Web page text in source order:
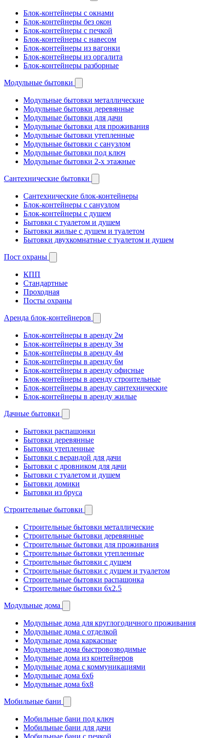
Блок-контейнеры с окнами
Блок-контейнеры без окон
Блок-контейнеры с печкой
Блок-контейнеры с навесом
Блок-контейнеры из вагонки
Блок-контейнеры из оргалита
Блок-контейнеры разборные
Модульные бытовки
Модульные бытовки металлические
Модульные бытовки деревянные
Модульные бытовки для дачи
Модульные бытовки для проживания
Модульные бытовки утепленные
Модульные бытовки с санузлом
Модульные бытовки под ключ
Модульные бытовки 2-х этажные
Сантехнические бытовки
Сантехнические блок-контейнеры
Блок-контейнеры с санузлом
Блок-контейнеры с душем
Бытовки с туалетом и душем
Бытовки жилые с душем и туалетом
Бытовки двухкомнатные с туалетом и душем
Пост охраны
КПП
Стандартные
Проходная
Посты охраны
Аренда блок-контейнеров
Блок-контейнеры в аренду 2м
Блок-контейнеры в аренду 3м
Блок-контейнеры в аренду 4м
Блок-контейнеры в аренду 6м
Блок-контейнеры в аренду офисные
Блок-контейнеры в аренду строительные
Блок-контейнеры в аренду сантехнические
Блок-контейнеры в аренду жилые
Дачные бытовки
Бытовки распашонки
Бытовки деревянные
Бытовки утепленные
Бытовки с верандой для дачи
Бытовки с дровником для дачи
Бытовки с туалетом и душем
Бытовки домики
Бытовки из бруса
Строительные бытовки
Строительные бытовки металлические
Строительные бытовки деревянные
Строительные бытовки для проживания
Строительные бытовки утепленные
Строительные бытовки с душем
Строительные бытовки с душем и туалетом
Строительные бытовки распашонка
Строительные бытовки 6x2.5
Модульные дома
Модульные дома для круглогодичного проживания
Модульные дома с отделкой
Модульные дома каркасные
Модульные дома быстровозводимые
Модульные дома из контейнеров
Модульные дома с коммуникациями
Модульные дома 6x6
Модульные дома 6x8
Мобильные бани
Мобильные бани под ключ
Мобильные бани для дачи
Мобильные бани с печкой